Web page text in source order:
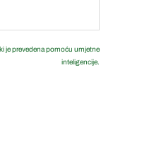
je prevedena pomoću umjetne
inteligencije.